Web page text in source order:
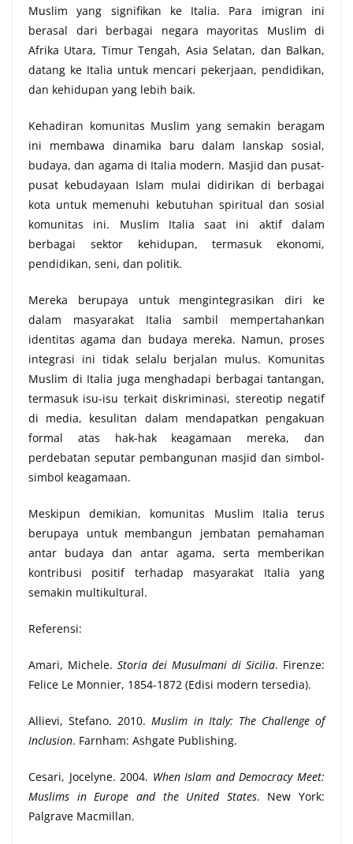
Muslim yang signifikan ke Italia. Para imigran ini
berasal dari berbagai negara mayoritas Muslim di
Afrika Utara, Timur Tengah, Asia Selatan, dan Balkan,
datang ke Italia untuk mencari pekerjaan, pendidikan,
dan kehidupan yang lebih baik.
Kehadiran komunitas Muslim yang semakin beragam
ini membawa dinamika baru dalam lanskap sosial,
budaya, dan agama di Italia modern. Masjid dan pusat-
pusat kebudayaan Islam mulai didirikan di berbagai
kota untuk memenuhi kebutuhan spiritual dan sosial
komunitas ini. Muslim Italia saat ini aktif dalam
berbagai sektor kehidupan, termasuk ekonomi,
pendidikan, seni, dan politik.
Mereka berupaya untuk mengintegrasikan diri ke
dalam masyarakat Italia sambil mempertahankan
identitas agama dan budaya mereka. Namun, proses
integrasi ini tidak selalu berjalan mulus. Komunitas
Muslim di Italia juga menghadapi berbagai tantangan,
termasuk isu-isu terkait diskriminasi, stereotip negatif
di media, kesulitan dalam mendapatkan pengakuan
formal atas hak-hak keagamaan mereka, dan
perdebatan seputar pembangunan masjid dan simbol-
simbol keagamaan.
Meskipun demikian, komunitas Muslim Italia terus
berupaya untuk membangun jembatan pemahaman
antar budaya dan antar agama, serta memberikan
kontribusi positif terhadap masyarakat Italia yang
semakin multikultural.
Referensi:
Amari, Michele. Storia dei Musulmani di Sicilia. Firenze:
Felice Le Monnier, 1854-1872 (Edisi modern tersedia).
Allievi, Stefano. 2010.Muslim in Italy: The Challenge of
Inclusion. Farnham: Ashgate Publishing.
Cesari, Jocelyne. 2004. When Islam and Democracy Meet:
Muslims in Europe and the United States. New York:
Palgrave Macmillan.